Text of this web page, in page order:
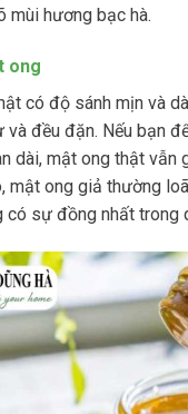
mùi hương bạc hà.
ong
có độ sánh mịn và
đều đặn. Nếu bạn
dài, mật ong thật vẫn
mật ong giả thường
có sự đồng nhất trong